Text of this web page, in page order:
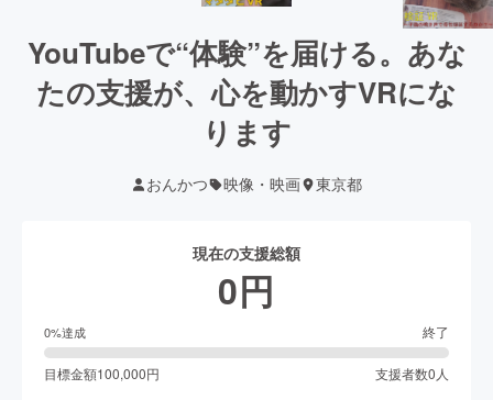
YouTubeで“体験”を届ける。あな
たの支援が、心を動かすVRにな
ります
おんかつ 映像・映画 東京都
現在の支援総額
0円
0%達成 終了
目標金額100,000円 支援者数0 人